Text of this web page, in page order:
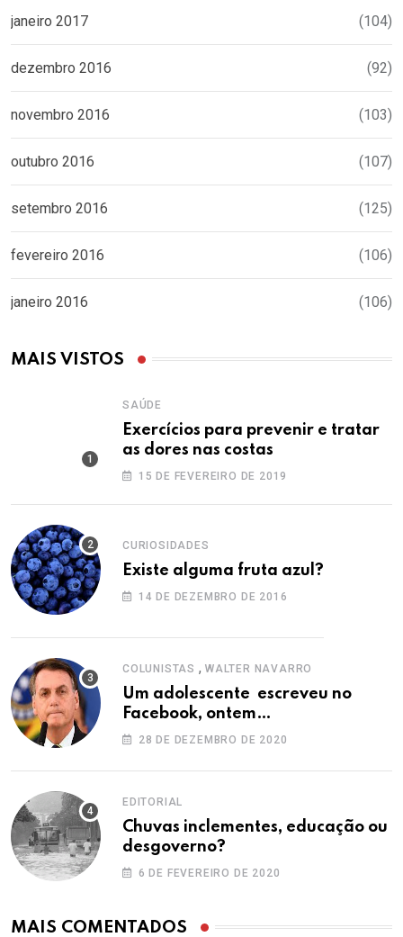
janeiro 2017 (104)
dezembro 2016 (92)
novembro 2016 (103)
outubro 2016 (107)
setembro 2016 (125)
fevereiro 2016 (106)
janeiro 2016 (106)
MAIS VISTOS
SAÚDE
Exercícios para prevenir e tratar
as dores nas costas
15 DE FEVEREIRO DE 2019
CURIOSIDADES
Existe alguma fruta azul?
14 DE DEZEMBRO DE 2016
COLUNISTAS , WALTER NAVARRO
Um adolescente escreveu no
Facebook, ontem…
28 DE DEZEMBRO DE 2020
EDITORIAL
Chuvas inclementes, educação ou
desgoverno?
6 DE FEVEREIRO DE 2020
MAIS COMENTADOS